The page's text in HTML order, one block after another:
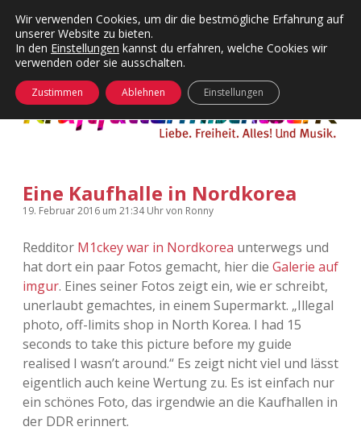
Kategorien
Menü
24 Hours Chilling
Die Wende
KFMW-Disco
Kopfkinomusik
Nur mal so
Täglicher Sinnwahn
Visuelles
KFMW-Disco
Dates
Contact
Menü
öffnen
Adventskalender 2010
Adventskalender 2011
Adventskalender 2012
Adventskalender 2013
Adventskalender 2014
facebook
instagram
rss soundcloud
vimeoBluesky
öffnen
Eine Kaufhalle in Nordkorea
19. Februar 2016 um 21:34 Uhrvon Ronny
Redditor M1ckey war in Nordkorea unterwegs und
hat dort ein paar Fotos gemacht, hier die Galerie auf
imgur. Eines seiner Fotos zeigt ein, wie er schreibt,
unerlaubt gemachtes, in einem Supermarkt. „Illegal
photo, off-limits shop in North Korea. I had 15
seconds to take this picture before my guide
realised I wasn’t around.“ Es zeigt nicht viel und lässt
eigentlich auch keine Wertung zu. Es ist einfach nur
ein schönes Foto, das irgendwie an die Kaufhallen in
der DDR erinnert.
Wir verwenden Cookies, um dir die bestmögliche Erfahrung auf
unserer Website zu bieten.
In den Einstellungen kannst du erfahren, welche Cookies wir
verwenden oder sie ausschalten.
Zustimmen Ablehnen Einstellungen